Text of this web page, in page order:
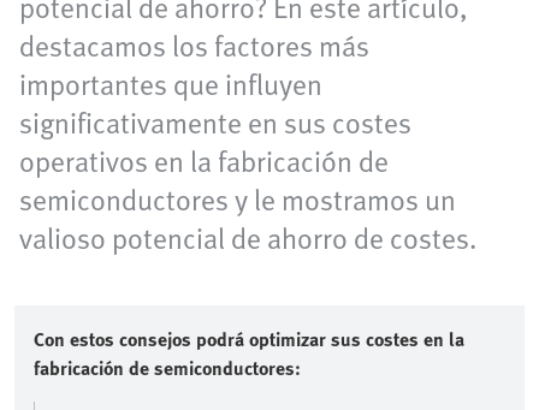
destacamos los factores más
importantes que influyen
significativamente en sus costes
operativos en la fabricación de
semiconductores y le mostramos un
valioso potencial de ahorro de costes.
Con estos consejos podrá optimizar sus costes en la
fabricación de semiconductores: